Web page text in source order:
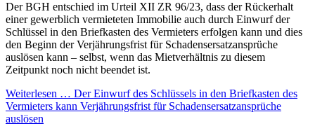
Der BGH entschied im Urteil XII ZR 96/23, dass der Rückerhalt
einer gewerblich vermieteten Immobilie auch durch Einwurf der
Schlüssel in den Briefkasten des Vermieters erfolgen kann und dies
den Beginn der Verjährungsfrist für Schadensersatzansprüche
auslösen kann – selbst, wenn das Mietverhältnis zu diesem
Zeitpunkt noch nicht beendet ist.
Weiterlesen … Der Einwurf des Schlüssels in den Briefkasten des
Vermieters kann Verjährungsfrist für Schadensersatzansprüche
auslösen